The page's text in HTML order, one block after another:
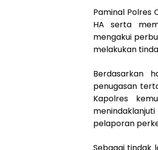
Paminal Polres
HA serta
mengakui
melakukan
Berdasarkan
penugasan
Kapolres
pelaporan